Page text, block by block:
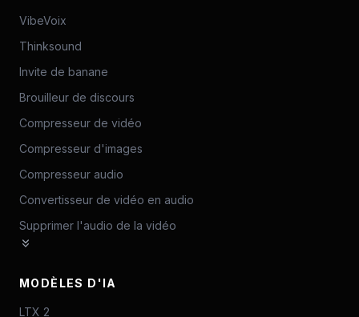
VibeVoix
Thinksound
Invite de banane
Brouilleur de discours
Compresseur de vidéo
Compresseur d'images
Compresseur audio
Convertisseur de vidéo en audio
Supprimer l'audio de la vidéo
MODÈLES D'IA
LTX 2